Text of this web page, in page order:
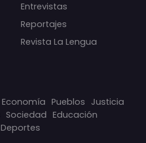
Entrevistas
Reportajes
Revista La Lengua
Economía Pueblos Justicia
Sociedad Educación
Deportes